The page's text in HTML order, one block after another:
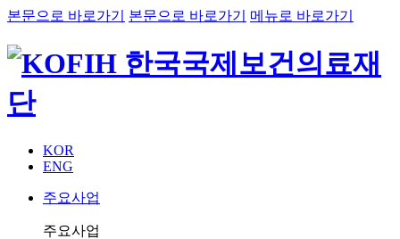
본문으로 바로가기 본문으로 바로가기 메뉴로 바로가기
KOR
ENG
주요사업
주요사업